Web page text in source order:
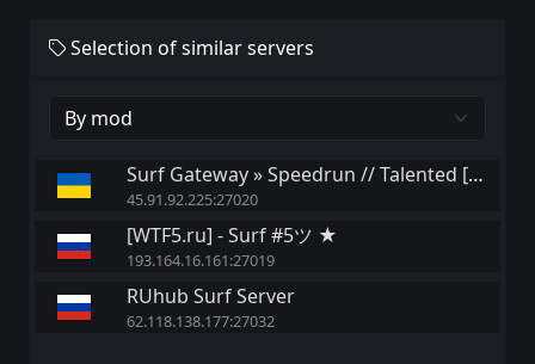
Selection of similar servers
Surf Gateway » Speedrun // Talented [Rank 400]
45.91.92.225:27020
[WTF5.ru] - Surf #5ツ ★
193.164.16.161:27019
RUhub Surf Server
62.118.138.177:27032